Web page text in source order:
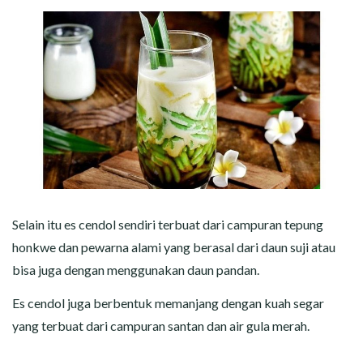
Selain itu es cendol sendiri terbuat dari campuran tepung
honkwe dan pewarna alami yang berasal dari daun suji atau
bisa juga dengan menggunakan daun pandan.
Es cendol juga berbentuk memanjang dengan kuah segar
yang terbuat dari campuran santan dan air gula merah.